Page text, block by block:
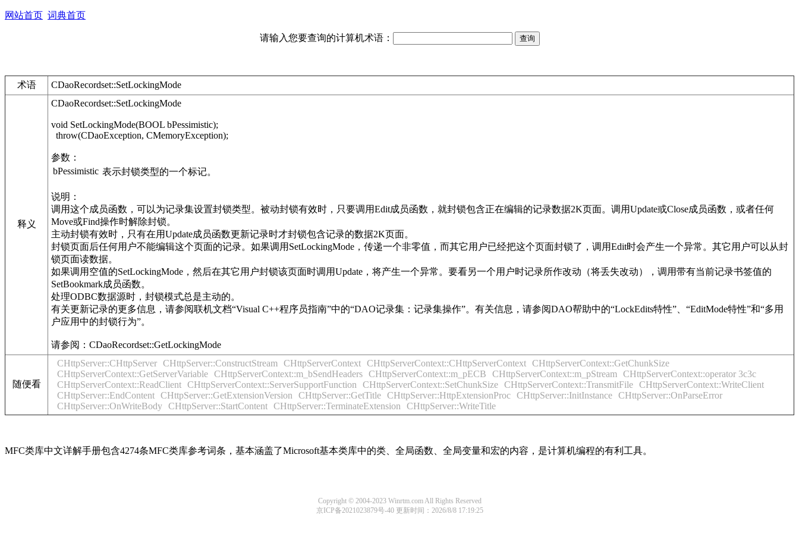
网站首页 词典首页
请输入您要查询的计算机术语：
术语 CDaoRecordset::SetLockingMode
释义
CDaoRecordset::SetLockingMode
void SetLockingMode(BOOL bPessimistic);
throw(CDaoException, CMemoryException);
参数：
bPessimistic 表示封锁类型的一个标记。
说明：
调用这个成员函数，可以为记录集设置封锁类型。被动封锁有效时，只要调用Edit成员函数，就封锁包含正在编辑的记录数据2K页面。调用Update或Close成员函数，或者任何
Move或Find操作时解除封锁。
主动封锁有效时，只有在用Update成员函数更新记录时才封锁包含记录的数据2K页面。
封锁页面后任何用户不能编辑这个页面的记录。如果调用SetLockingMode，传递一个非零值，而其它用户已经把这个页面封锁了，调用Edit时会产生一个异常。其它用户可以从封
锁页面读数据。
如果调用空值的SetLockingMode，然后在其它用户封锁该页面时调用Update，将产生一个异常。要看另一个用户时记录所作改动（将丢失改动），调用带有当前记录书签值的
SetBookmark成员函数。
处理ODBC数据源时，封锁模式总是主动的。
有关更新记录的更多信息，请参阅联机文档“Visual C++程序员指南”中的“DAO记录集：记录集操作”。有关信息，请参阅DAO帮助中的“LockEdits特性”、“EditMode特性”和“多用
户应用中的封锁行为”。
请参阅：CDaoRecordset::GetLockingMode
随便看
CHttpServer::CHttpServer CHttpServer::ConstructStream CHttpServerContext CHttpServerContext::CHttpServerContext CHttpServerContext::GetChunkSize
CHttpServerContext::GetServerVariable CHttpServerContext::m_bSendHeaders CHttpServerContext::m_pECB CHttpServerContext::m_pStream
CHttpServerContext::operator 3c3c
CHttpServerContext::ReadClient CHttpServerContext::ServerSupportFunction CHttpServerContext::SetChunkSize CHttpServerContext::TransmitFile CHttpServerContext::WriteClient
CHttpServer::EndContent CHttpServer::GetExtensionVersion CHttpServer::GetTitle CHttpServer::HttpExtensionProc CHttpServer::InitInstance CHttpServer::OnParseError
CHttpServer::OnWriteBody CHttpServer::StartContent CHttpServer::TerminateExtension CHttpServer::WriteTitle
MFC类库中文详解手册包含4274条MFC类库参考词条，基本涵盖了Microsoft基本类库中的类、全局函数、全局变量和宏的内容，是计算机编程的有利工具。
Copyright © 2004-2023 Winrtm.com All Rights Reserved
京ICP备2021023879号-40 更新时间：2026/8/8 17:19:25